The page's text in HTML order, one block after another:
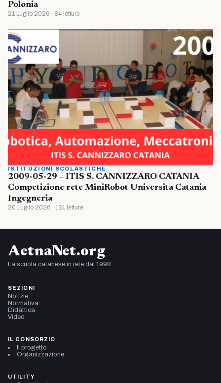
Polonia
21 Luglio 2026 · 84 letture
ISTITUZIONI SCOLASTICHE
2009-05-29 – ITIS S. CANNIZZARO CATANIA
Competizione rete MiniRobot Universita Catania
Ingegneria
20 Luglio 2026 · 131 letture
AetnaNet.org
La scuola catanese in rete dal 1998
SEZIONI
Notizie
Normativa
Didattica
Video
IL CONSORZIO
Il progetto
Organizzazione
UTILITY